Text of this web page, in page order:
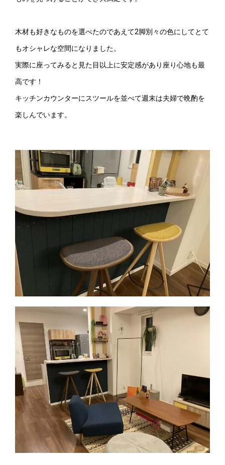
木材も好きなものを選べたのであえて2脚別々の色にしてとて
もオシャレな空間になりました。
実際に座ってみると見た目以上に安定感があり座り心地も最
高です！
キッチンカウンターにスツールを並べて週末は夫婦で晩酌を
楽しんでいます。